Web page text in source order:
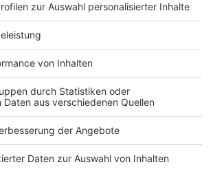
Themen im Fokus. Dabei
um
LGBT-Rechte sowie die
von Chefetagen. Auch hier
nicht vor - was nach Angaben der
daran liegt, dass der an die Partei
unbeantwortet geblieben